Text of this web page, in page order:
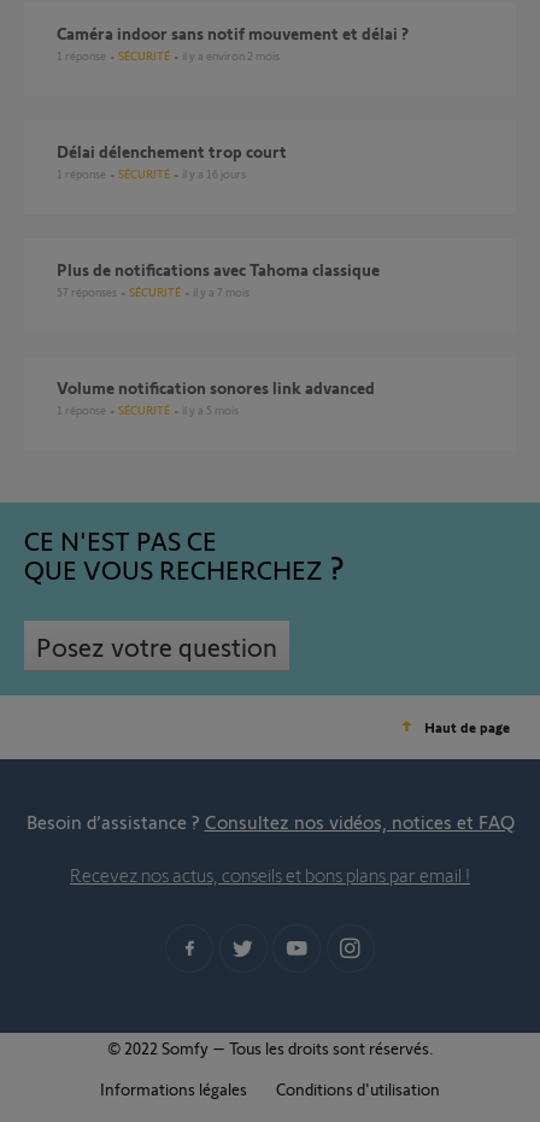
Caméra indoor sans notif mouvement et délai ?
1 réponse SÉCURITÉ il y a environ 2 mois
délai délenchement trop court
1 réponse SÉCURITÉ il y a 16 jours
Plus de notifications avec Tahoma classique
57 réponses SÉCURITÉ il y a 7 mois
Volume notification sonores link advanced
1 réponse SÉCURITÉ il y a 5 mois
CE N'EST PAS CE
QUE VOUS RECHERCHEZ
Posez votre question
Haut de page
Besoin d’assistance ? Consultez nos vidéos, notices et FAQ
Recevez nos actus, conseils et bons plans par email !
© 2022 Somfy – Tous les droits sont réservés.
Informations légales
Conditions d'utilisation